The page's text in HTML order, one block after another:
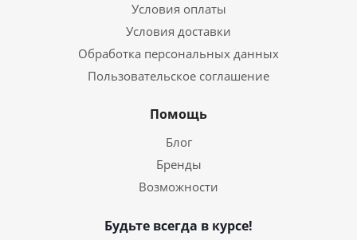
Условия оплаты
Условия доставки
Обработка персональных данных
Пользовательское соглашение
Помощь
Блог
Бренды
Возможности
Будьте всегда в курсе!